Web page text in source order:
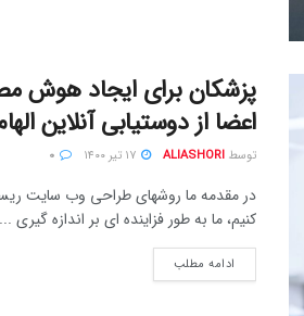
پزشکان برای ایجاد هوش
اعضا از دوستیابی آنلاین
توسط ALIASHORI
در مقدمه ما روشهای طراحی وب سایت
کنیم، ما به طور فزاینده ای بر اندازه گیری ...
ادامه مطلب